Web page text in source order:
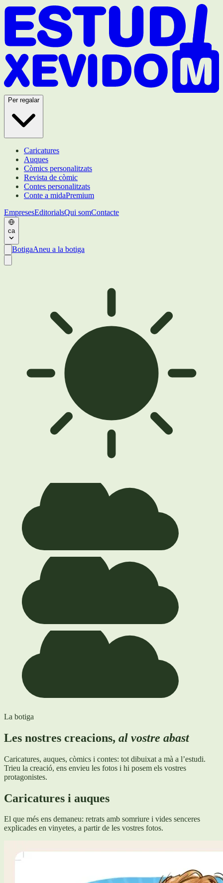
Per regalar
Caricatures
Auques
Còmics personalitzats
Revista de còmic
Contes personalitzats
Conte a midaPremium
EmpresesEditorialsQui somContacte
ca
BotigaAneu a la botiga
La botiga
Les nostres creacions, al vostre abast
Caricatures, auques, còmics i contes: tot dibuixat a mà a l’estudi.
Trieu la creació, ens envieu les fotos i hi posem els vostres
protagonistes.
Caricatures i auques
El que més ens demaneu: retrats amb somriure i vides senceres
explicades en vinyetes, a partir de les vostres fotos.